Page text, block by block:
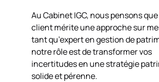
Au Cabinet IGC, nous pensons
client mérite une approche sur
tant qu’expert en gestion de
notre rôle est de transformer vos
incertitudes en une stratégie
solide et pérenne.